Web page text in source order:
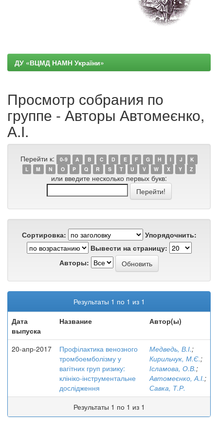
ДУ «ВЦМД НАМН України»
Просмотр собрания по
группе - Авторы Автомеєнко,
А.І.
Перейти к: 0-9 A B C D E F G H I J
K
L
M N O P Q R S T U V W X Y Z
или введите несколько первых букв:
Сортировка:
Упорядочнить:
Вывести на страницу:
Авторы:
Результаты 1 по 1 из 1
Дата
выпуска
Название Автор(ы)
20-апр-2017
Профілактика венозного
тромбоемболізму у
вагітних груп ризику:
клініко-інструментальне
дослідження
Медведь, В.І.;
Кирильчук, М.Є.;
Ісламова, О.В.;
Автомеєнко, А.І.;
Савка, Т.Р.
Результаты 1 по 1 из 1